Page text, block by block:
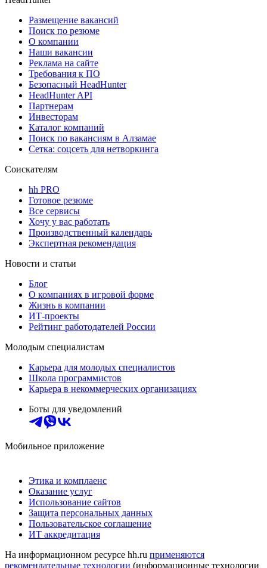
Размещение вакансий
Поиск по резюме
О компании
Наши вакансии
Реклама на сайте
Требования к ПО
Безопасный HeadHunter
HeadHunter API
Партнерам
Инвесторам
Каталог компаний
Поиск по вакансиям в Алзамае
Сетка: соцсеть для нетворкинга
Соискателям
hh PRO
Готовое резюме
Все сервисы
Хочу у вас работать
Производственный календарь
Экспертная рекомендация
Новости и статьи
Блог
О компаниях в игровой форме
Жизнь в компании
ИТ-проекты
Рейтинг работодателей России
Молодым специалистам
Карьера для молодых специалистов
Школа программистов
Карьера в некоммерческих организациях
Боты для уведомлений
Мобильное приложение
Этика и комплаенс
Оказание услуг
Использование сайтов
Защита персональных данных
Пользовательское соглашение
ИТ аккредитация
На информационном ресурсе hh.ru применяются
рекомендательные технологии (информационные технологии